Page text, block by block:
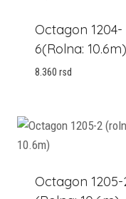
Octagon 1204-
6(rolna: 10.6m)
8.360 rsd
Octagon 1205-